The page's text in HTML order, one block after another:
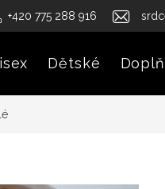
+420 775 288 916
Dětské